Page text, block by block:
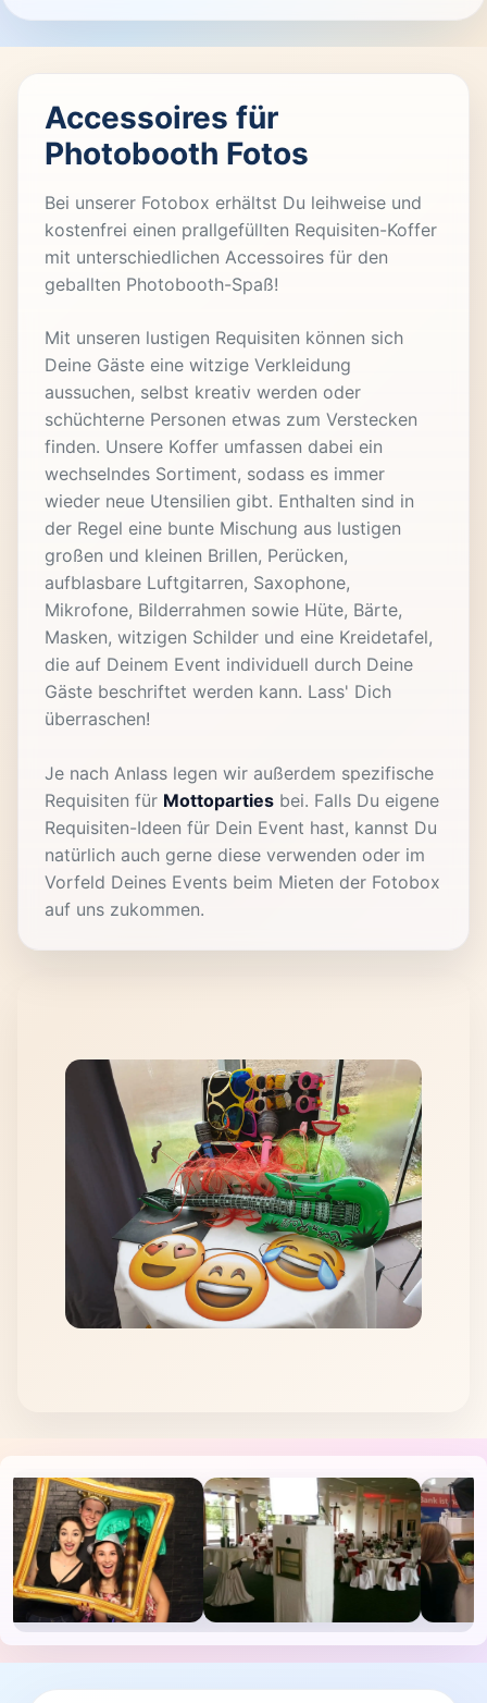
Accessoires für
Photobooth Fotos
Bei unserer Fotobox erhältst Du leihweise und
kostenfrei einen prallgefüllten Requisiten-Koffer
mit unterschiedlichen Accessoires für den
geballten Photobooth-Spaß!
Mit unseren lustigen Requisiten können sich
Deine Gäste eine witzige Verkleidung
aussuchen, selbst kreativ werden oder
schüchterne Personen etwas zum Verstecken
finden. Unsere Koffer umfassen dabei ein
wechselndes Sortiment, sodass es immer
wieder neue Utensilien gibt. Enthalten sind in
der Regel eine bunte Mischung aus lustigen
großen und kleinen Brillen, Perücken,
aufblasbare Luftgitarren, Saxophone,
Mikrofone, Bilderrahmen sowie Hüte, Bärte,
Masken, witzigen Schilder und eine Kreidetafel,
die auf Deinem Event individuell durch Deine
Gäste beschriftet werden kann. Lass' Dich
überraschen!
Je nach Anlass legen wir außerdem spezifische
Requisiten für Mottoparties bei. Falls Du eigene
Requisiten-Ideen für Dein Event hast, kannst Du
natürlich auch gerne diese verwenden oder im
Vorfeld Deines Events beim Mieten der Fotobox
auf uns zukommen.